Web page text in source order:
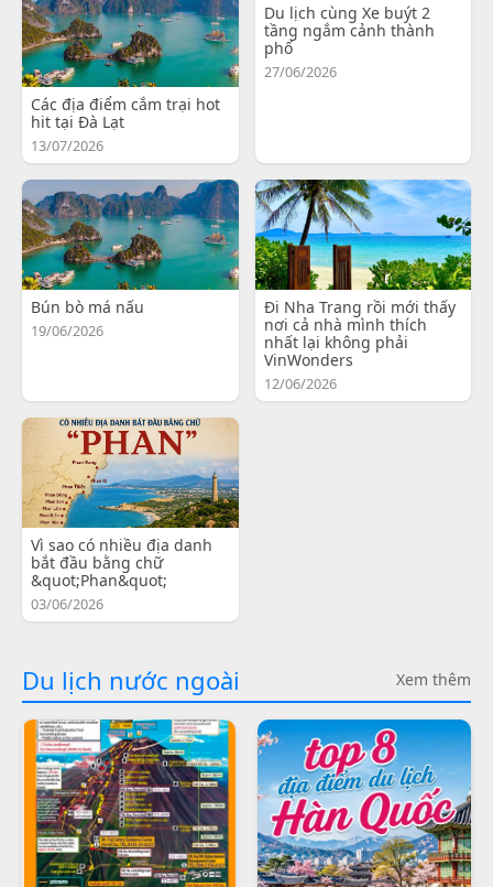
Các địa điểm cắm trại hot
hit tại Đà Lạt
13/07/2026
Du lịch cùng Xe buýt 2
tầng ngắm cảnh thành
phố
27/06/2026
Bún bò má nấu
19/06/2026
Đi Nha Trang rồi mới thấy
nơi cả nhà mình thích
nhất lại không phải
VinWonders
12/06/2026
Vì sao có nhiều địa danh
bắt đầu bằng chữ
&quot;Phan&quot;
03/06/2026
Du lịch nước ngoài Xem thêm